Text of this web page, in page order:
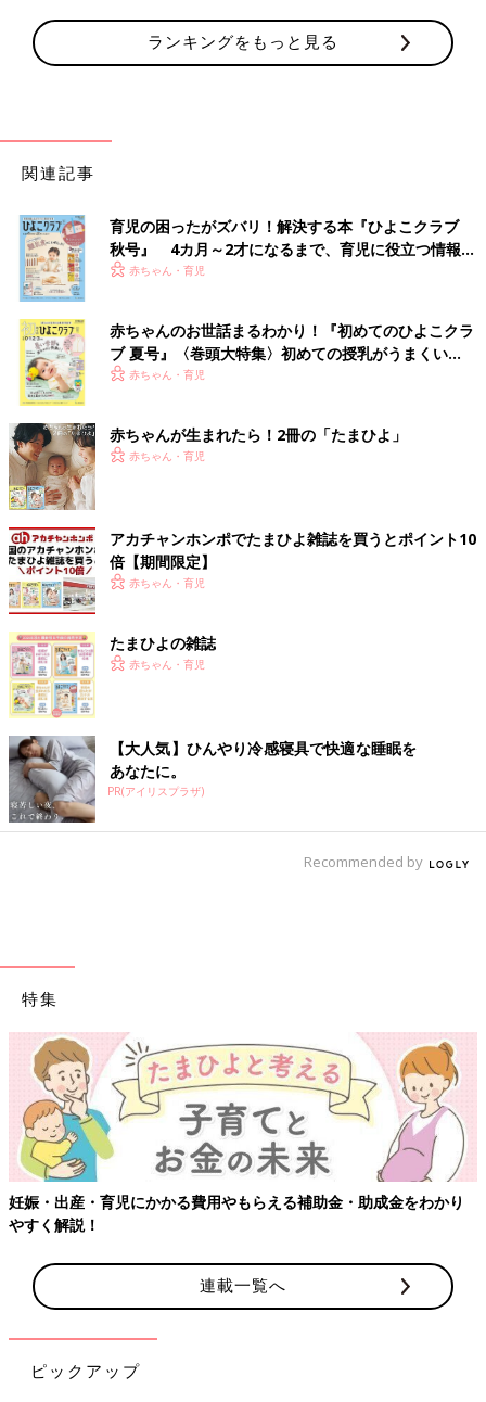
ランキングをもっと見る
関連記事
育児の困ったがズバリ！解決する本『ひよこクラブ
秋号』 4カ月～2才になるまで、育児に役立つ情報が
いっぱい！
赤ちゃん・育児
赤ちゃんのお世話まるわかり！『初めてのひよこクラ
ブ 夏号』〈巻頭大特集〉初めての授乳がうまくい
く！ おっぱい・ミルクの基本と夏のトラブル 解決テ
赤ちゃん・育児
赤ちゃんが生まれたら！2冊の「たまひよ」
赤ちゃん・育児
アカチャンホンポでたまひよ雑誌を買うとポイント10
倍【期間限定】
赤ちゃん・育児
たまひよの雑誌
赤ちゃん・育児
【大人気】ひんやり冷感寝具で快適な睡眠を
あなたに。
PR(アイリスプラザ)
Recommended by
特集
【ワクチン接種できるものも】妊婦の感染症対策、知っておいて！
連載一覧へ
ピックアップ